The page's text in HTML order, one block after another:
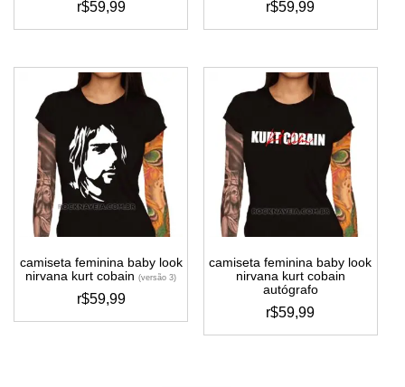
r$59,99
este
tem
várias
variantes.
as
opções
podem
ser
escolhidas
na
produto
r$59,99
este
tem
várias
variantes.
opções
escolhidas
na
produto
camiseta feminina baby look
nirvana kurt cobain(versão 3)
r$59,99
este
camiseta feminina baby look
nirvana kurt cobain
autógrafo
r$59,99
este